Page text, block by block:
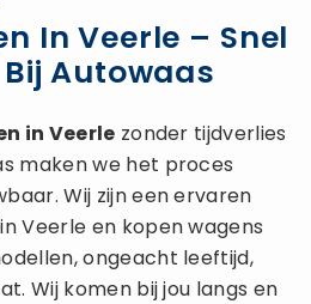
In Veerle – Snel
Autowaas
in Veerle zonder tijdverlies
maken we het proces
Wij zijn een ervaren
Veerle en kopen wagens
ongeacht leeftijd,
Wij komen bij jou langs en